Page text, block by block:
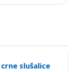
crne slušalice